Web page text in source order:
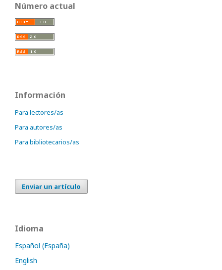
Número actual
Información
Para lectores/as
Para autores/as
Para bibliotecarios/as
Enviar un artículo
Idioma
Español (España)
English